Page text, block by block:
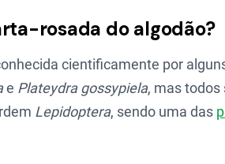
rosada do algodão?
cientificamente por
e Plateydra gossypiela, mas todos
Lepidoptera, sendo uma das